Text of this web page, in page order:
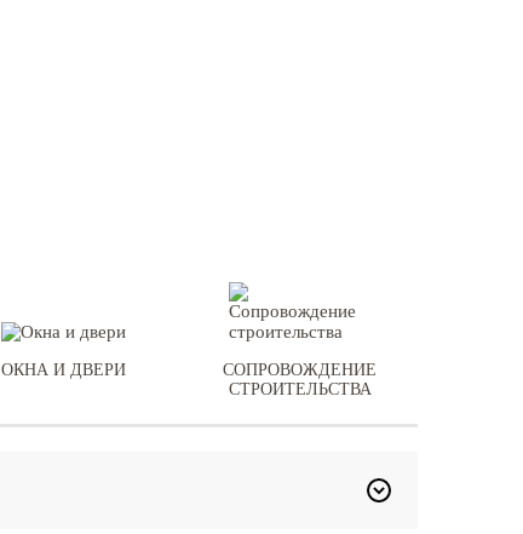
ОКНА И ДВЕРИ
СОПРОВОЖДЕНИЕ
СТРОИТЕЛЬСТВА